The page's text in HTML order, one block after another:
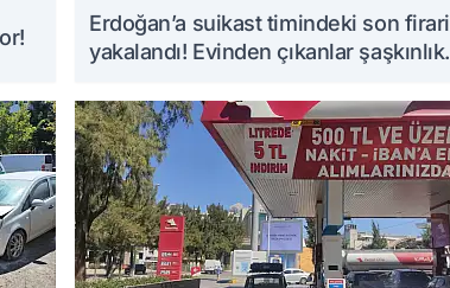
Erdoğan’a suikast timindeki son firari
yakalandı! Evinden çıkanlar şaşkınlık